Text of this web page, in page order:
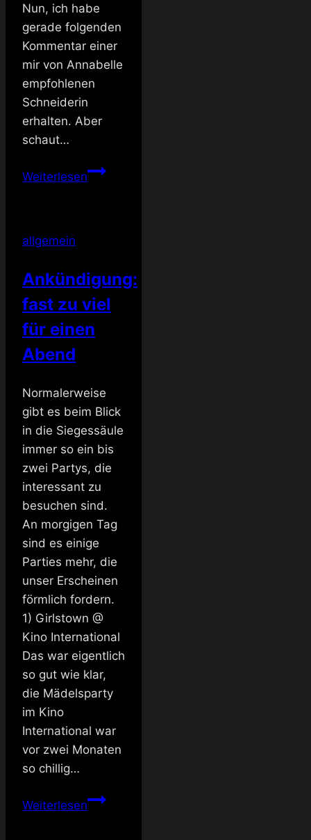
Nun, ich habe
gerade folgenden
Kommentar einer
mir von Annabelle
empfohlenen
Schneiderin
erhalten. Aber
schaut…
WeiterlesenKönig
allgemein
Ankündigung:
fast zu viel
für einen
Abend
Normalerweise
gibt es beim Blick
in die Siegessäule
immer so ein bis
zwei Partys, die
interessant zu
besuchen sind.
An morgigen Tag
sind es einige
Parties mehr, die
unser Erscheinen
förmlich fordern.
1) Girlstown @
Kino International
Das war eigentlich
so gut wie klar,
die Mädelsparty
im Kino
International war
vor zwei Monaten
so chillig…
WeiterlesenAnkündigung: